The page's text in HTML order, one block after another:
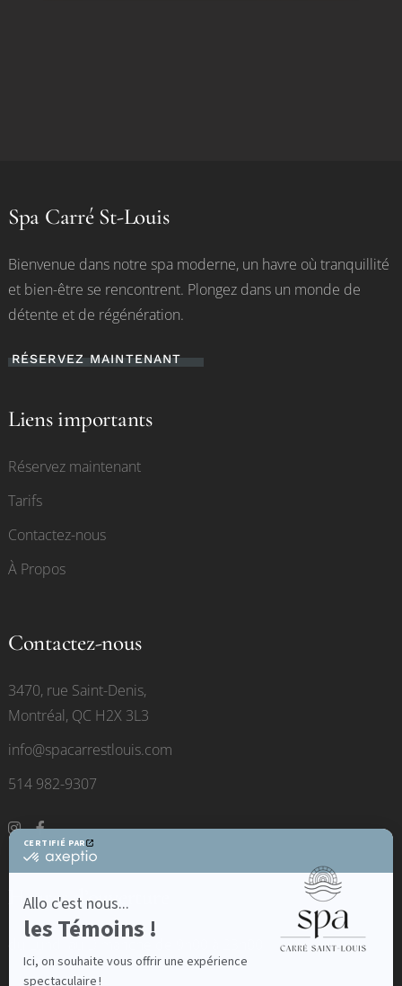
Spa Carré St-Louis
Bienvenue dans notre spa moderne, un havre où tranquillité
et bien-être se rencontrent. Plongez dans un monde de
détente et de régénération.
RÉSERVEZ MAINTENANT
Liens importants
Réservez maintenant
Tarifs
Contactez-nous
À Propos
Contactez-nous
3470, rue Saint-Denis,
Montréal, QC H2X 3L3
info@spacarrestlouis.com
514 982-9307
Heures d’ouverture